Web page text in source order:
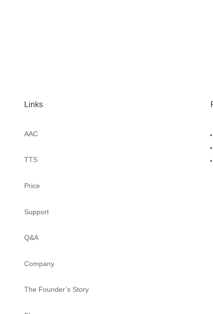
Links
AAC
TTS
Price
Support
Q&A
Company
The Founder’s Story